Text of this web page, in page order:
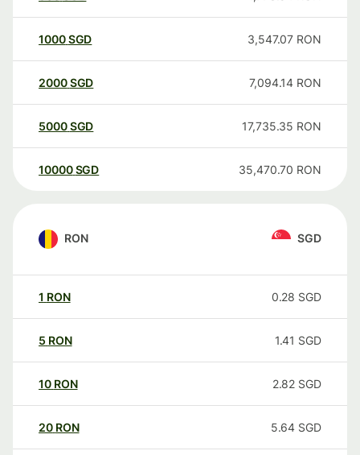
1000SGD 3,547.07 RON
2000SGD 7,094.14 RON
5000SGD 17,735.35 RON
10000 SGD 35,470.70 RON
RON SGD
1 RON 0.28 SGD
5 RON 1.41 SGD
10 RON 2.82 SGD
20 RON 5.64 SGD